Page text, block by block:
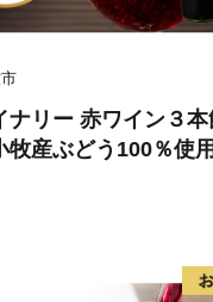
ナリー 赤ワイン３
牧産ぶどう100％使用